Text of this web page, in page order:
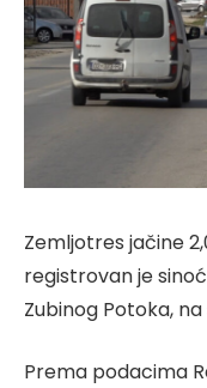
Zemljotres jačine
registrovan je
Zubinog Potoka,
Prema podacima